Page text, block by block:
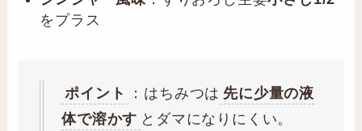
をプラス
ポイント ：はちみつは 先に少量の液
体で溶かす とダマになりにくい。